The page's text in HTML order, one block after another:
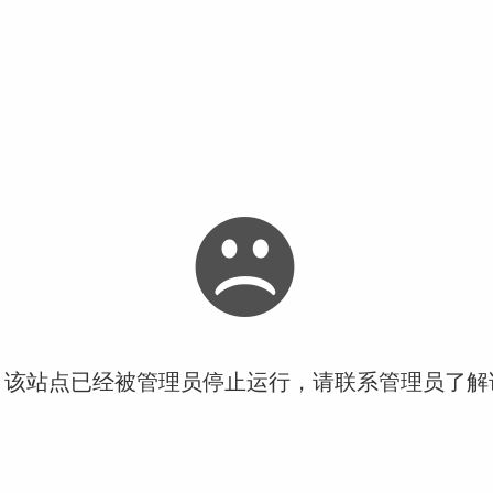
站点已经被管理员停止运行，请联系管理员了